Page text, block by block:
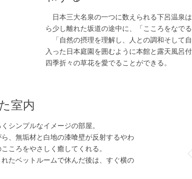
日本三大名泉の一つに数えられる下呂温泉
ら少し離れた坂道の途中に、「こころをなで
「自然の摂理を理解し、人との調和そして
入った日本庭園を囲むように本館と露天風呂
四季折々の草花を愛でることができる。
室内
シンプルなイメージの部屋。
、無垢材と白地の漆喰壁が反射するやわ
ころをやさしく癒してくれる。
たベットルームで休んだ後は、すぐ横の